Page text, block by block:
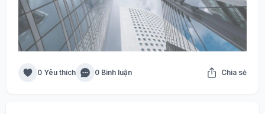
0 Yêu thích 0 Bình luận Chia sẻ